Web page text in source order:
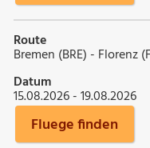
Route
Bremen (BRE) - Florenz
Datum
15.08.2026 - 19.08.2026
Fluege finden